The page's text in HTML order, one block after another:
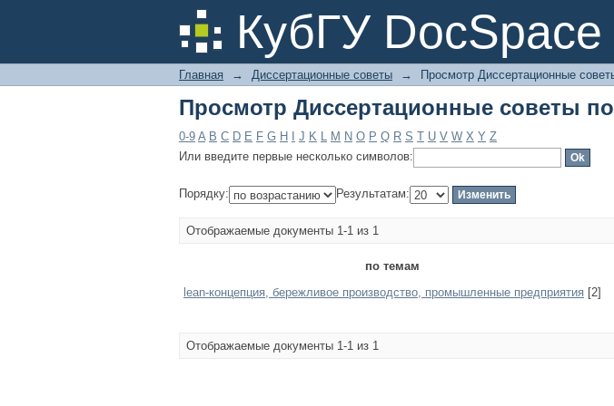
КубГУ DocSpace
Просмотр Диссертационные советы по
Главная → Диссертационные советы → Просмотр Диссертационные
Просмотр Диссертационные советы
0-9 A B C D E F G H J K L M N O P Q R S T U V W X Y Z
Или введите первые несколько символов:
Порядку: Результатам:
Отображаемые документы 1-1 из 1
по темам
lean-концепция, бережливое производство, промышленные предприятия [2]
Отображаемые документы 1-1 из 1